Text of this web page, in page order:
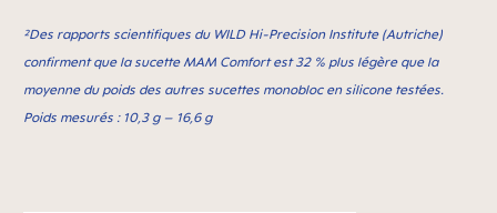
²Des rapports scientifiques du WILD Hi-Precision Institute (Autriche)
confirment que la sucette MAM Comfort est 32 % plus légère que la
moyenne du poids des autres sucettes monobloc en silicone testées.
Poids mesurés : 10,3 g – 16,6 g